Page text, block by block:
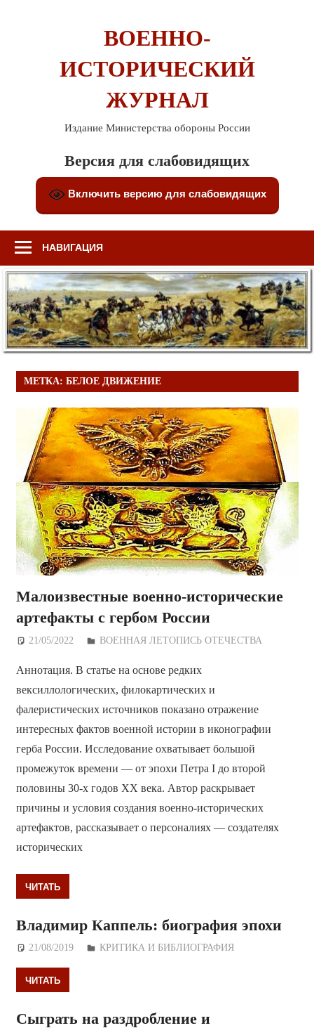
ВОЕННО-
ИСТОРИЧЕСКИЙ
ЖУРНАЛ
Издание Министерства обороны России
Версия для слабовидящих
Включить версию для слабовидящих
НАВИГАЦИЯ
МЕТКА: БЕЛОЕ ДВИЖЕНИЕ
Малоизвестные военно-исторические
артефакты с гербом России
21/05/2022 Дежурный по Редакции
ВОЕННАЯ ЛЕТОПИСЬ ОТЕЧЕСТВА
Аннотация. В статье на основе редких
вексиллологических, филокартических и
фалеристических источников показано отражение
интересных фактов военной истории в иконографии
герба России. Исследование охватывает большой
промежуток времени — от эпохи Петра I до второй
половины 30-х годов XX века. Автор раскрывает
причины и условия создания военно-исторических
артефактов, рассказывает о персоналиях — создателях
исторических
ЧИТАТЬ
Владимир Каппель: биография эпохи
21/08/2019 Дежурный по Редакции
КРИТИКА И БИБЛИОГРАФИЯ
ЧИТАТЬ
Сыграть на раздробление и